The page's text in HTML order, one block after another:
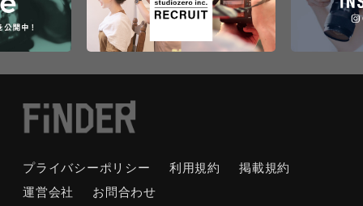
プライバシーポリシー 利用規約
掲載規約
運営会社
お問合わせ